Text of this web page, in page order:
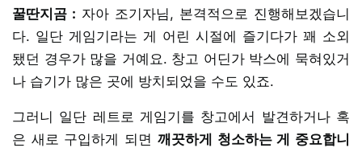
꿀딴지곰 : 자아 조기자님, 본격적으로 진행해보겠습니
다. 일단 게임기라는 게 어린 시절에 즐기다가 꽤 소외
됐던 경우가 많을 거예요. 창고 어딘가 박스에 묵혀있거
나 습기가 많은 곳에 방치되었을 수도 있죠.
그러니 일단 레트로 게임기를 창고에서 발견하거나 혹
은 새로 구입하게 되면 깨끗하게 청소하는 게 중요합니